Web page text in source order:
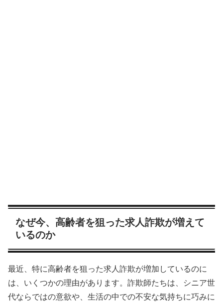
なぜ今、高齢者を狙った求人詐欺が増えて
いるのか
最近、特に高齢者を狙った求人詐欺が増加しているのに
は、いくつかの理由があります。詐欺師たちは、シニア世
代ならではの意欲や、生活の中での不安な気持ちに巧みに